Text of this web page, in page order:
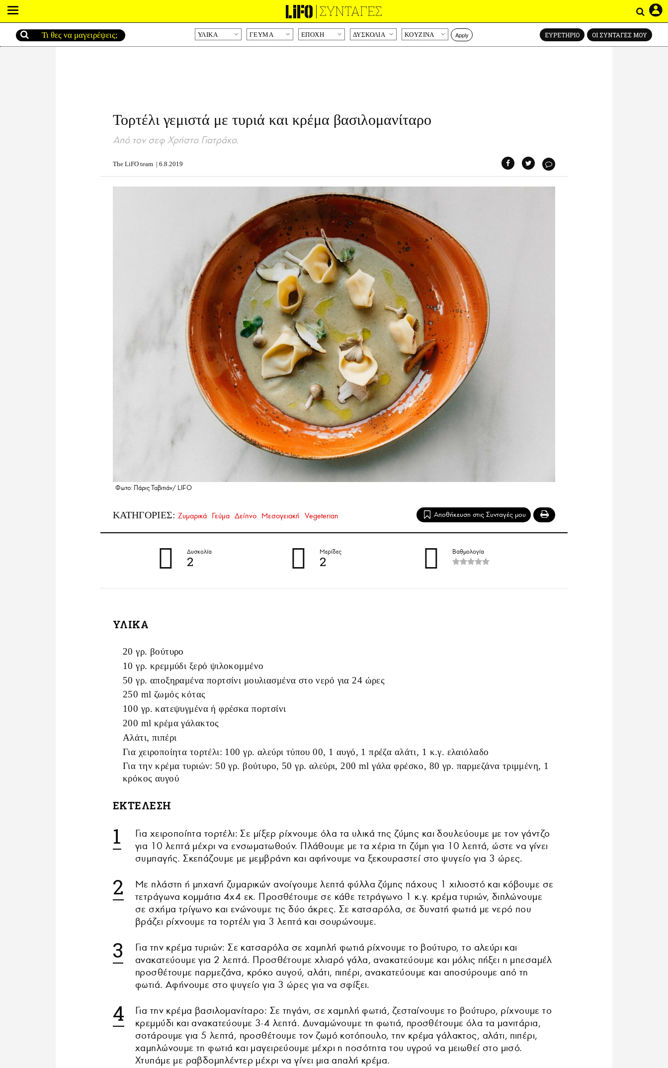
ΣΥΝΤΑΓΕΣ
ΥΛΙΚΑ ΓΕΥΜΑ ΕΠΟΧΗ ΔΥΣΚΟΛΙΑ KOYZINA Apply ΕΥΡΕΤΗΡΙΟ ΟΙ ΣΥΝΤΑΓΕΣ ΜΟΥ
Τορτέλι γεμιστά με τυριά και κρέμα βασιλομανίταρο
Από τον σεφ Χρήστο Γιατράκο.
The LiFO team | 6.8.2019
Φωτο: Πάρις Ταβιτιάν/ LIFO
ΚΑΤΗΓΟΡΙΕΣ: Ζυμαρικά Γεύμα Δείπνο Μεσογειακή Vegeterian
Δυσκολία
2
Μερίδες
2
Βαθμολογία
ΥΛΙΚΑ
20 γρ. βούτυρο
10 γρ. κρεμμύδι ξερό ψιλοκομμένο
50 γρ. αποξηραμένα πορτσίνι μουλιασμένα στο νερό για 24 ώρες
250 ml ζωμός κότας
100 γρ. κατεψυγμένα ή φρέσκα πορτσίνι
200 ml κρέμα γάλακτος
Αλάτι, πιπέρι
Για χειροποίητα τορτέλι: 100 γρ. αλεύρι τύπου 00, 1 αυγό, 1 πρέζα αλάτι, 1 κ.γ. ελαιόλαδο
Για την κρέμα τυριών: 50 γρ. βούτυρο, 50 γρ. αλεύρι, 200 ml γάλα φρέσκο, 80 γρ. παρμεζάνα τριμμένη, 1
κρόκος αυγού
ΕΚΤΕΛΕΣΗ
Για χειροποίητα τορτέλι: Σε μίξερ ρίχνουμε όλα τα υλικά της ζύμης και δουλεύουμε με τον γάντζο
για 10 λεπτά μέχρι να ενσωματωθούν. Πλάθουμε με τα χέρια τη ζύμη για 10 λεπτά, ώστε να γίνει
συμπαγής. Σκεπάζουμε με μεμβράνη και αφήνουμε να ξεκουραστεί στο ψυγείο για 3 ώρες.
Με πλάστη ή μηχανή ζυμαρικών ανοίγουμε λεπτά φύλλα ζύμης πάχους 1 χιλιοστό και κόβουμε σε
τετράγωνα κομμάτια 4x4 εκ. Προσθέτουμε σε κάθε τετράγωνο 1 κ.γ. κρέμα τυριών, διπλώνουμε
σε σχήμα τρίγωνο και ενώνουμε τις δύο άκρες. Σε κατσαρόλα, σε δυνατή φωτιά με νερό που
βράζει ρίχνουμε τα τορτέλι για 3 λεπτά και σουρώνουμε.
Για την κρέμα τυριών: Σε κατσαρόλα σε χαμηλή φωτιά ρίχνουμε το βούτυρο, το αλεύρι και
ανακατεύουμε για 2 λεπτά. Προσθέτουμε χλιαρό γάλα, ανακατεύουμε και μόλις πήξει η μπεσαμέλ
προσθέτουμε παρμεζάνα, κρόκο αυγού, αλάτι, πιπέρι, ανακατεύουμε και αποσύρουμε από τη
φωτιά. Αφήνουμε στο ψυγείο για 3 ώρες για να σφίξει.
Για την κρέμα βασιλομανίταρο: Σε τηγάνι, σε χαμηλή φωτιά, ζεσταίνουμε το βούτυρο, ρίχνουμε το
κρεμμύδι και ανακατεύουμε 3-4 λεπτά. Δυναμώνουμε τη φωτιά, προσθέτουμε όλα τα μανιτάρια,
σοτάρουμε για 5 λεπτά, προσθέτουμε τον ζωμό κοτόπουλο, την κρέμα γάλακτος, αλάτι, πιπέρι,
χαμηλώνουμε τη φωτιά και μαγειρεύουμε μέχρι η ποσότητα του υγρού να μειωθεί στο μισό.
Χτυπάμε με ραβδομπλέντερ μέχρι να γίνει μια απαλή κρέμα.